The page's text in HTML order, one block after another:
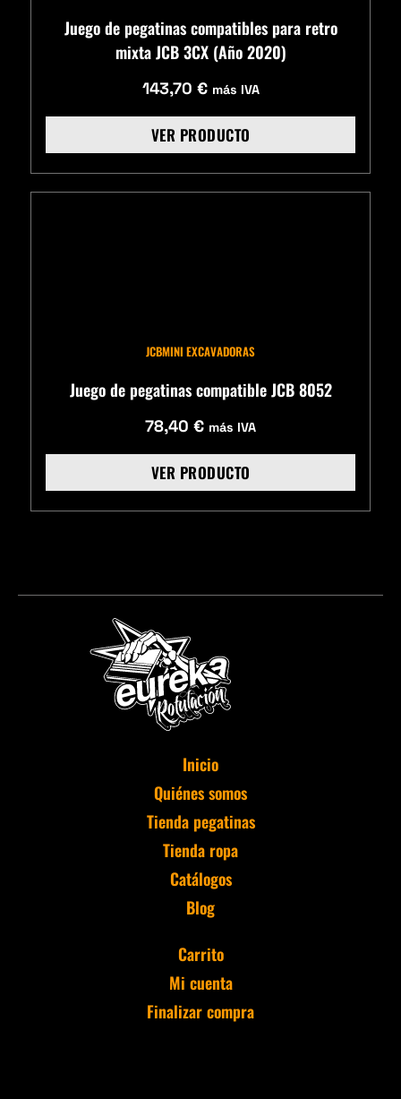
Juego de pegatinas compatibles para retro
mixta JCB 3CX (Año 2020)
143,70 € más IVA
VER PRODUCTO
JCBMINI EXCAVADORAS
Juego de pegatinas compatible JCB 8052
78,40 € más IVA
VER PRODUCTO
Inicio
Quiénes somos
Tienda pegatinas
Tienda ropa
Catálogos
Blog
Carrito
Mi cuenta
Finalizar compra